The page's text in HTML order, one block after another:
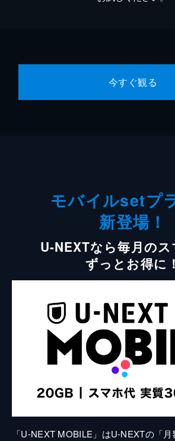
今すぐ観る
モバイルsetプ
新登場！
U-NEXTなら毎月の
ずっとお得に！
「U-NEXT MOBILE」はU-NEXTの「